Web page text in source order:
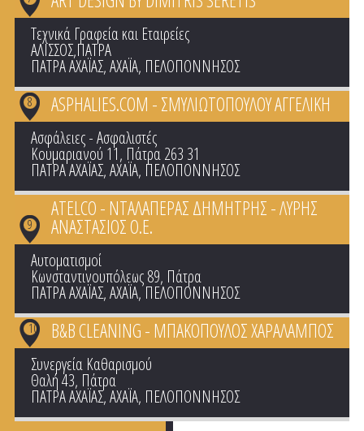
Τεχνικά Γραφεία και Εταιρείες
ΑΛΙΣΣΟΣ,ΠΑΤΡΑ
ΠΑΤΡΑ ΑΧΑΪΑΣ,ΑΧΑΪΑ, ΠΕΛΟΠΟΝΝΗΣΟΣ
ASPHALIES.COM - ΣΜΥΛΙΩΤΟΠΟΥΛΟΥ ΑΓΓΕΛΙΚΗ
8
Ασφάλειες - Ασφαλιστές
Κουμαριανού 11, Πάτρα 263 31
ΠΑΤΡΑ ΑΧΑΪΑΣ,ΑΧΑΪΑ, ΠΕΛΟΠΟΝΝΗΣΟΣ
ATELCO - ΝΤΑΛΑΠΕΡΑΣ ΔΗΜΗΤΡΗΣ - ΛΥΡΗΣ
ΑΝΑΣΤΑΣΙΟΣ Ο.Ε.
9
Αυτοματισμοί
Κωνσταντινουπόλεως 89, Πάτρα
ΠΑΤΡΑ ΑΧΑΪΑΣ,ΑΧΑΪΑ,ΠΕΛΟΠΟΝΝΗΣΟΣ
B&B CLEANING - ΜΠΑΚΟΠΟΥΛΟΣ ΧΑΡΑΛΑΜΠΟΣ
10
Συνεργεία Καθαρισμού
Θαλή 43, Πάτρα
ΠΑΤΡΑ ΑΧΑΪΑΣ,ΑΧΑΪΑ, ΠΕΛΟΠΟΝΝΗΣΟΣ